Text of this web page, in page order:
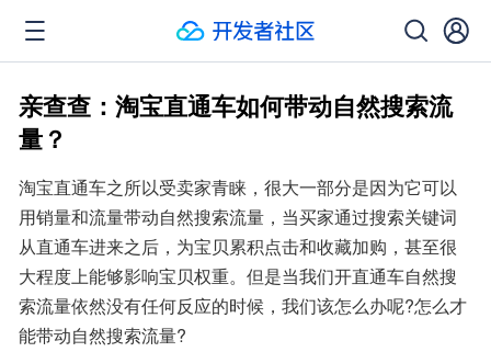
亲查查：淘宝直通车如何带动自然搜索流
量？
淘宝直通车之所以受卖家青睐，很大一部分是因为它可以
用销量和流量带动自然搜索流量，当买家通过搜索关键词
从直通车进来之后，为宝贝累积点击和收藏加购，甚至很
大程度上能够影响宝贝权重。但是当我们开直通车自然搜
索流量依然没有任何反应的时候，我们该怎么办呢?怎么才
能带动自然搜索流量?